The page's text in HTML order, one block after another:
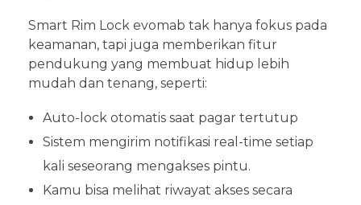
Smart Rim Lock evomab tak hanya fokus pada
keamanan, tapi juga memberikan fitur
pendukung yang membuat hidup lebih
mudah dan tenang, seperti:
Auto-lock otomatis saat pagar tertutup
Sistem mengirim notifikasi real-time setiap
kali seseorang mengakses pintu.
Kamu bisa melihat riwayat akses secara